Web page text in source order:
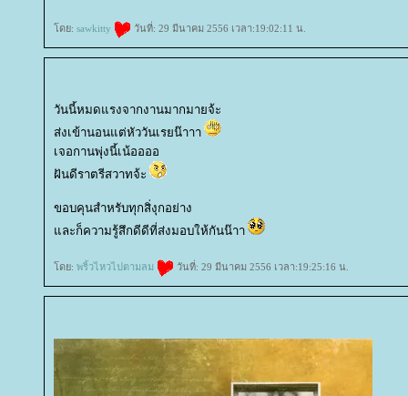
ดย: sawkitty วันที่: 29 มีนาคม 2556 เวลา:19:02:11 น.
วันนี้หมดแรงจากงานมากมายจ้ะ
ส่งเข้านอนแต่หัววันเรยน๊าาา
เจอกานพุ่งนี้เน้ออออ
ฝันดีราตรีสวาทจ้ะ
ขอบคุนสำหรับทุกสิ่งุกอย่าง
ละก็ความรู้สึกดีดีที่ส่งมอบให้กันน๊าา
ดย: พริ้วไหวไปตามลม วันที่: 29 มีนาคม 2556 เวลา:19:25:16 น.